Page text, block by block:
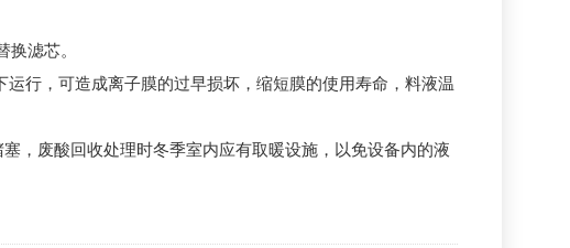
滤芯。
行，可造成离子膜的过早损坏，缩短膜的使用寿命，料液温
废酸回收处理时冬季室内应有取暖设施，以免设备内的液